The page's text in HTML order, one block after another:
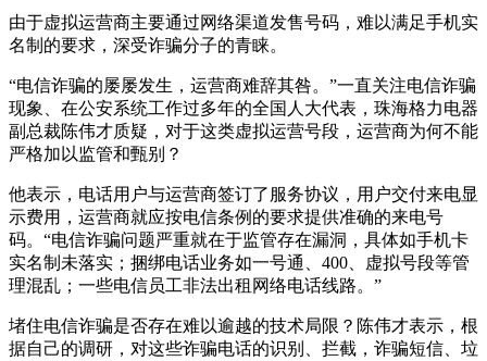
由于虚拟运营商主要通过网络渠道发售号码，难以满足手机实
名制的要求，深受诈骗分子的青睐。
“电信诈骗的屡屡发生，运营商难辞其咎。”一直关注电信诈骗
现象、在公安系统工作过多年的全国人大代表，珠海格力电器
副总裁陈伟才质疑，对于这类虚拟运营号段，运营商为何不能
严格加以监管和甄别？
他表示，电话用户与运营商签订了服务协议，用户交付来电显
示费用，运营商就应按电信条例的要求提供准确的来电号
码。“电信诈骗问题严重就在于监管存在漏洞，具体如手机卡
实名制未落实；捆绑电话业务如一号通、400、虚拟号段等管
理混乱；一些电信员工非法出租网络电话线路。”
堵住电信诈骗是否存在难以逾越的技术局限？陈伟才表示，根
据自己的调研，对这些诈骗电话的识别、拦截，诈骗短信、垃